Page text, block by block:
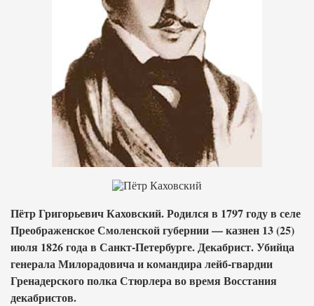
Пётр Григорьевич Каховский. Родился в 1797 году в селе
Преображенское Смоленской губернии — казнен 13 (25)
июля 1826 года в Санкт-Петербурге. Декабрист. Убийца
генерала Милорадовича и командира лейб-гвардии
Гренадерского полка Стюрлера во время Восстания
декабристов.